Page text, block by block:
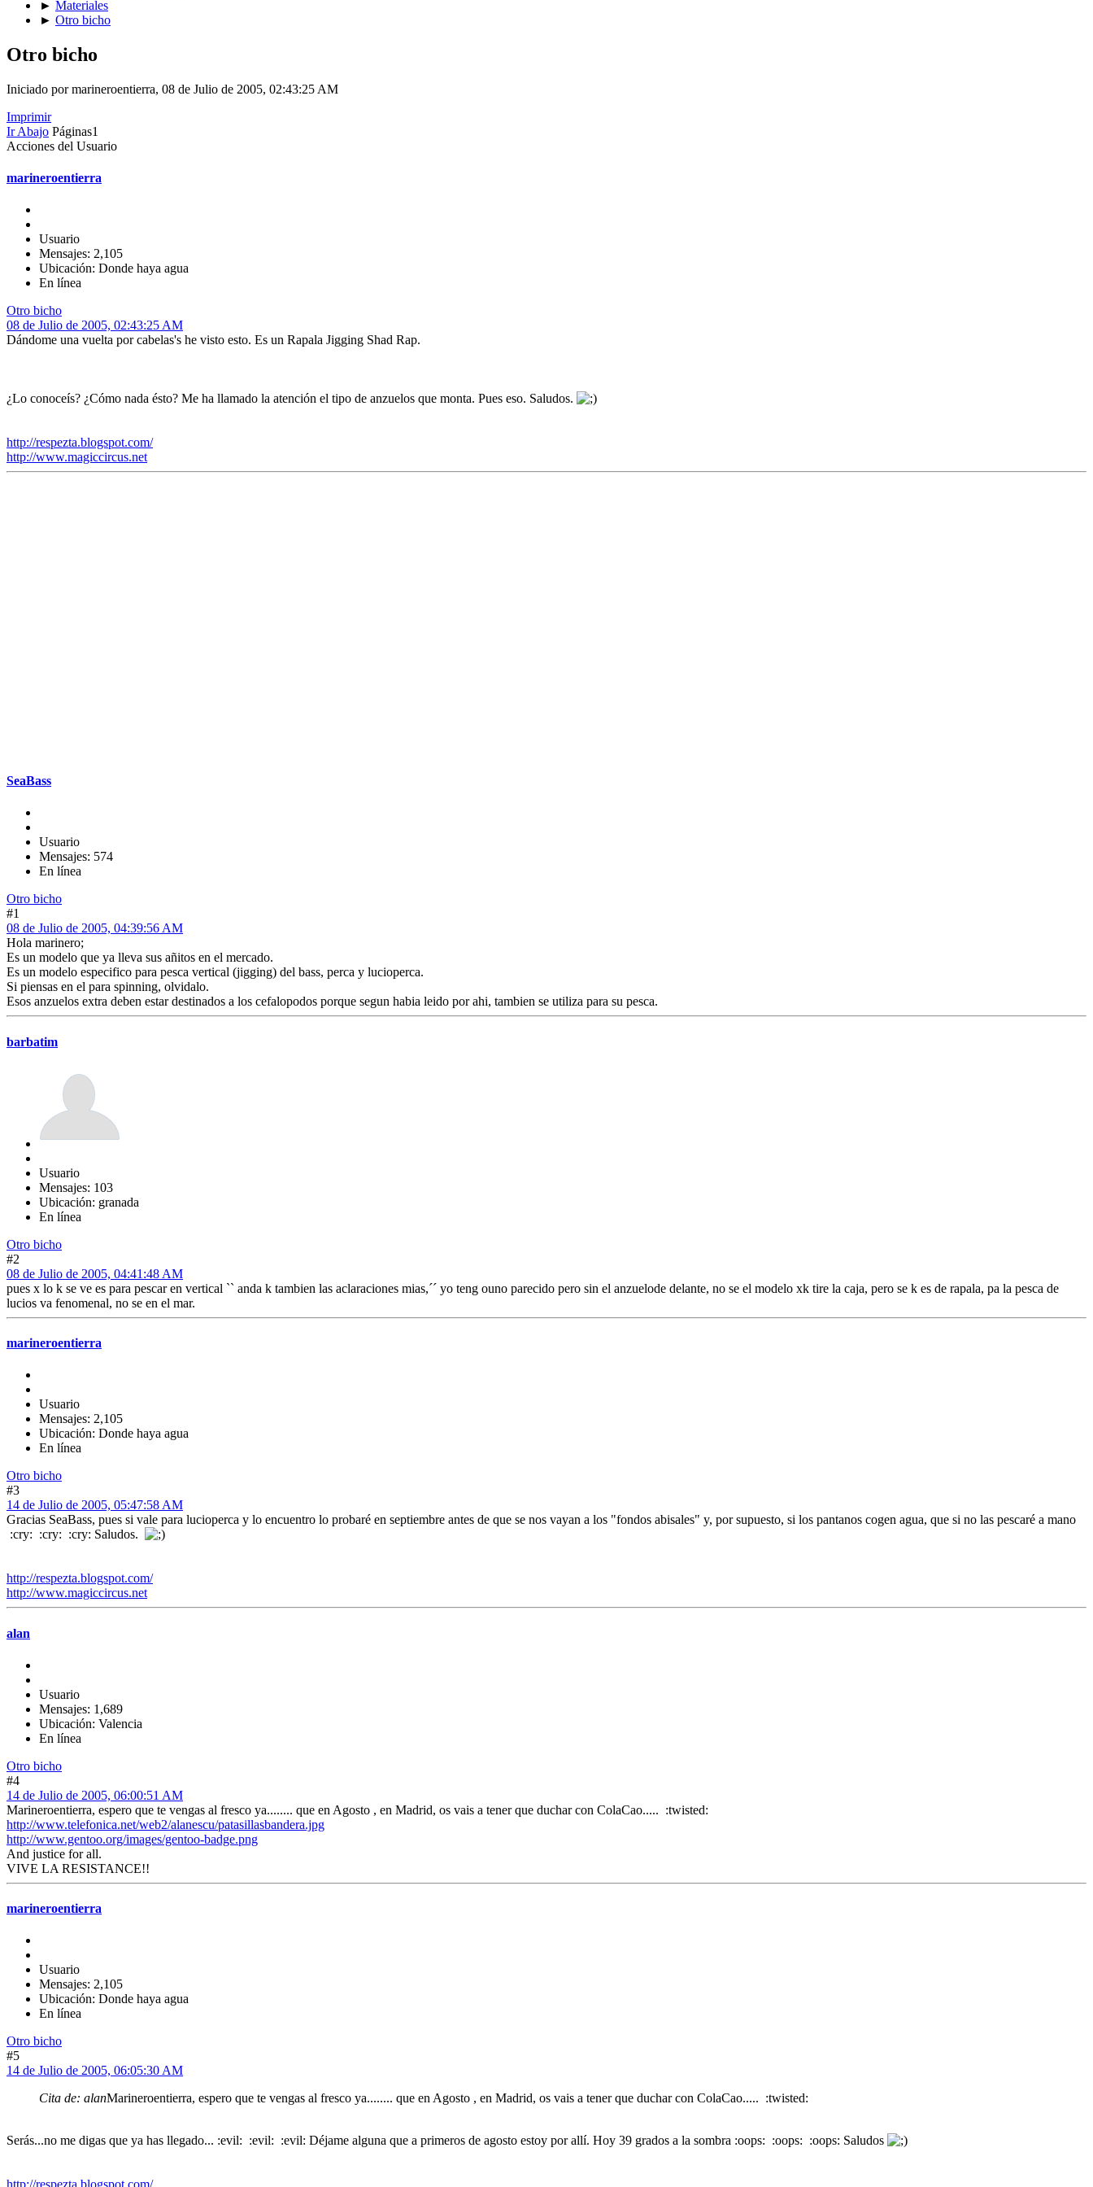
► Materiales
► Otro bicho
Otro bicho
Iniciado por marineroentierra, 08 de Julio de 2005, 02:43:25 AM
Imprimir
Ir Abajo Páginas1
Acciones del Usuario
marineroentierra
Usuario
Mensajes: 2,105
Ubicación: Donde haya agua
En línea
Otro bicho
08 de Julio de 2005, 02:43:25 AM
Dándome una vuelta por cabelas's he visto esto. Es un Rapala Jigging Shad Rap.
¿Lo conoceís? ¿Cómo nada ésto? Me ha llamado la atención el tipo de anzuelos que monta. Pues eso. Saludos.
http://respezta.blogspot.com/
http://www.magiccircus.net
SeaBass
Usuario
Mensajes: 574
En línea
Otro bicho
#1
08 de Julio de 2005, 04:39:56 AM
Hola marinero;
Es un modelo que ya lleva sus añitos en el mercado.
Es un modelo especifico para pesca vertical (jigging) del bass, perca y lucioperca.
Si piensas en el para spinning, olvidalo.
Esos anzuelos extra deben estar destinados a los cefalopodos porque segun habia leido por ahi, tambien se utiliza para su pesca.
barbatim
Usuario
Mensajes: 103
Ubicación: granada
En línea
Otro bicho
#2
08 de Julio de 2005, 04:41:48 AM
pues x lo k se ve es para pescar en vertical `` anda k tambien las aclaraciones mias,´´ yo teng ouno parecido pero sin el anzuelode delante, no se el modelo xk tire la caja, pero se k es de rapala, pa la pesca de
lucios va fenomenal, no se en el mar.
marineroentierra
Usuario
Mensajes: 2,105
Ubicación: Donde haya agua
En línea
Otro bicho
#3
14 de Julio de 2005, 05:47:58 AM
Gracias SeaBass, pues si vale para lucioperca y lo encuentro lo probaré en septiembre antes de que se nos vayan a los "fondos abisales" y, por supuesto, si los pantanos cogen agua, que si no las pescaré a mano
:cry: :cry: :cry: Saludos.
http://respezta.blogspot.com/
http://www.magiccircus.net
alan
Usuario
Mensajes: 1,689
Ubicación: Valencia
En línea
Otro bicho
#4
14 de Julio de 2005, 06:00:51 AM
Marineroentierra, espero que te vengas al fresco ya........ que en Agosto , en Madrid, os vais a tener que duchar con ColaCao..... :twisted:
http://www.telefonica.net/web2/alanescu/patasillasbandera.jpg
http://www.gentoo.org/images/gentoo-badge.png
And justice for all.
VIVE LA RESISTANCE!!
marineroentierra
Usuario
Mensajes: 2,105
Ubicación: Donde haya agua
En línea
Otro bicho
#5
14 de Julio de 2005, 06:05:30 AM
Cita de: alanMarineroentierra, espero que te vengas al fresco ya........ que en Agosto , en Madrid, os vais a tener que duchar con ColaCao..... :twisted:
Serás...no me digas que ya has llegado... :evil: :evil: :evil: Déjame alguna que a primeros de agosto estoy por allí. Hoy 39 grados a la sombra :oops: :oops: :oops: Saludos